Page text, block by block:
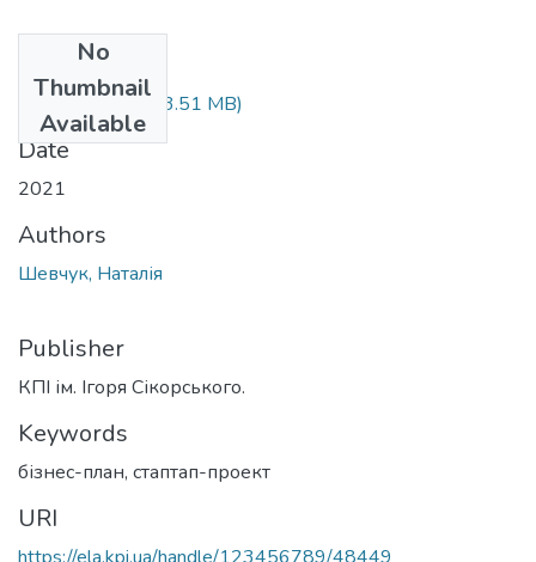
No
Thumbnail
Available
Lektsiia_6.pptm (3.51 MB)
Date
2021
Authors
Шевчук, Наталія
Publisher
КПІ ім. Ігоря Сікорського.
Keywords
бізнес-план, стаптап-проект
URI